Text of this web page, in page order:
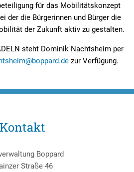
für das Mobilitätskonzept
der die Bürgerinnen und Bürger die
der Zukunft aktiv zu gestalten.
steht Dominik Nachtsheim per
zur Verfügung.
Kontakt
Boppard
Straße 46